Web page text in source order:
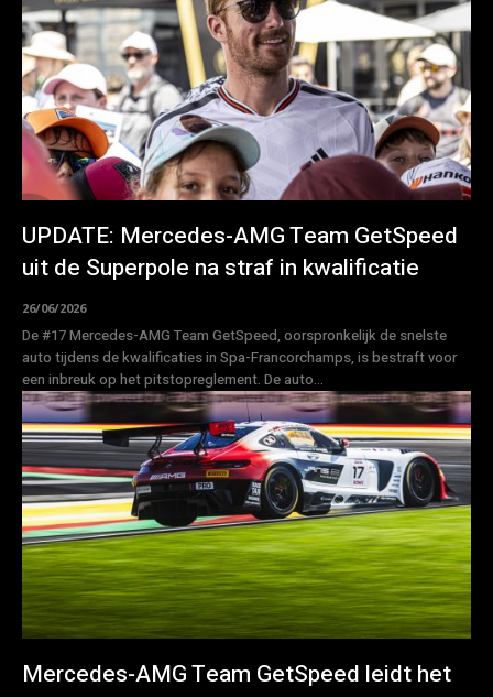
UPDATE: Mercedes-AMG Team GetSpeed
uit de Superpole na straf in kwalificatie
26/06/2026
De #17 Mercedes-AMG Team GetSpeed, oorspronkelijk de snelste
auto tijdens de kwalificaties in Spa-Francorchamps, is bestraft voor
een inbreuk op het pitstopreglement. De auto...
Mercedes-AMG Team GetSpeed leidt het